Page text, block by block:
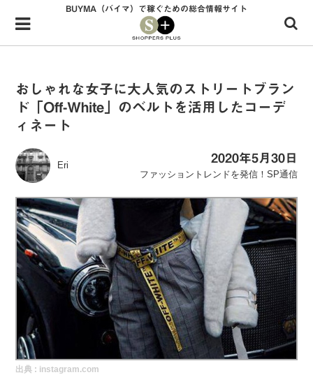
Menu
HOME
34歳独身OLバイマ実践記
ファッショントレンドを発信！SP通信
BUYMAで人気のブランド
BUYMAの売れ筋商品
バイマの疑問に現役パーソナルショッパーが答えてみた
バイマ活動の疑問に売れっ子現役バイヤーが答えてみた
実録！海外ショップで買ってみた！
海外SHOP LIST
BUYMA（バイマ）で稼ぐための総合情報サイト
おしゃれな女子に大人気のストリートブラン
ド「Off-White」のベルトを活用したコーデ
ィネート
Eri
2020年5月30日
ファッショントレンドを発信！SP通信
出典 : instagram.com